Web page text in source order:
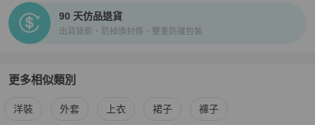
90 天仿品退貨
出貨錄影、防掉換封條、雙重防護包裝
更多相似類別
更多Moschino 女裝 相似商品推薦
洋裝 外套 上衣 裙子 褲子